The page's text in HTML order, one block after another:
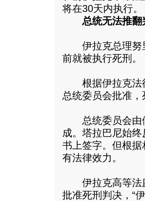
将在30天内执行。
总统无法推翻
伊拉克总理努里
前就被执行死刑。
根据伊拉克法律
总统委员会批准
总统委员会由伊
成。塔拉巴尼始
书上签字。但根
有法律效力。
伊拉克高等法庭
批准死刑判决，“